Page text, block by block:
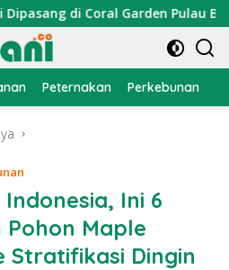
di Coral Garden Pulau Barrang
Peternakan Perkebunan
Ini 6
Pohon Maple
Stratifikasi Dingin